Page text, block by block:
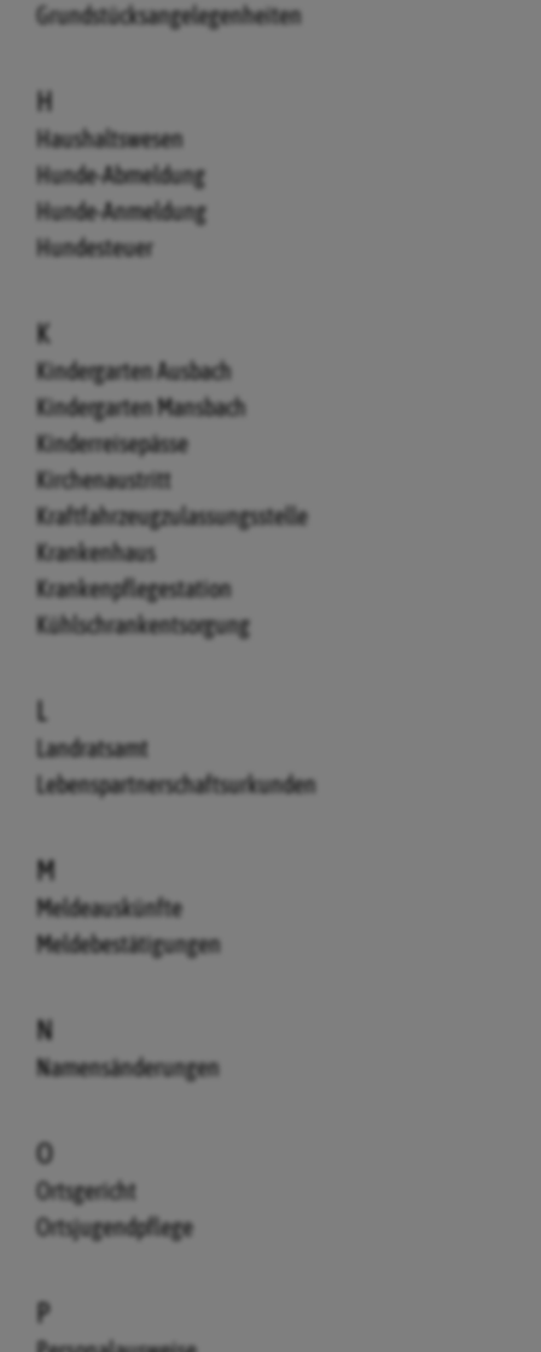
Grundstücksangelegenheiten
H
Haushaltswesen
Hunde-Abmeldung
Hunde-Anmeldung
Hundesteuer
K
Kindergarten Ausbach
Kindergarten Mansbach
Kinderreisepässe
Kirchenaustritt
Kraftfahrzeugzulassungsstelle
Krankenhaus
Krankenpflegestation
Kühlschrankentsorgung
L
Landratsamt
Lebenspartnerschaftsurkunden
M
Meldeauskünfte
Meldebestätigungen
N
Namensänderungen
O
Ortsgericht
Ortsjugendpflege
P